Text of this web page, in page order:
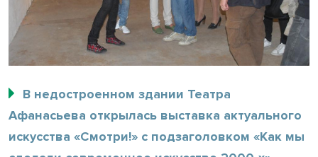
В недостроенном здании Театра
Афанасьева открылась выставка актуального
искусства «Смотри!» с подзаголовком «Как мы